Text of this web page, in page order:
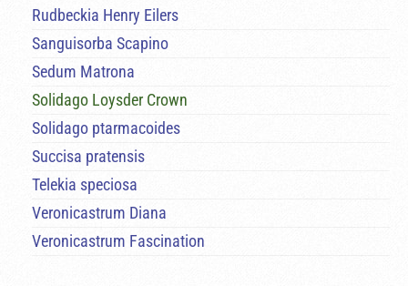
Rudbeckia Henry Eilers
Sanguisorba Scapino
Sedum Matrona
Solidago Loysder Crown
Solidago ptarmacoides
Succisa pratensis
Telekia speciosa
Veronicastrum Diana
Veronicastrum Fascination